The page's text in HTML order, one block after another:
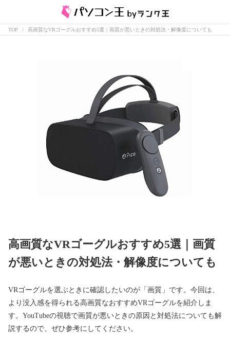
TOP 高画質なVRゴーグルおすすめ5選｜画質が悪いときの対処法・解像度についても
高画質なVRゴーグルおすすめ5選｜画質
が悪いときの対処法・解像度についても
VRゴーグルを選ぶときに確認したいのが「画質」です。今回は、
より没入感を得られる高画質なおすすめVRゴーグルを紹介しま
す。YouTubeの視聴で画質が悪いときの原因と対処法についても解
説するので、ぜひ参考にしてください。